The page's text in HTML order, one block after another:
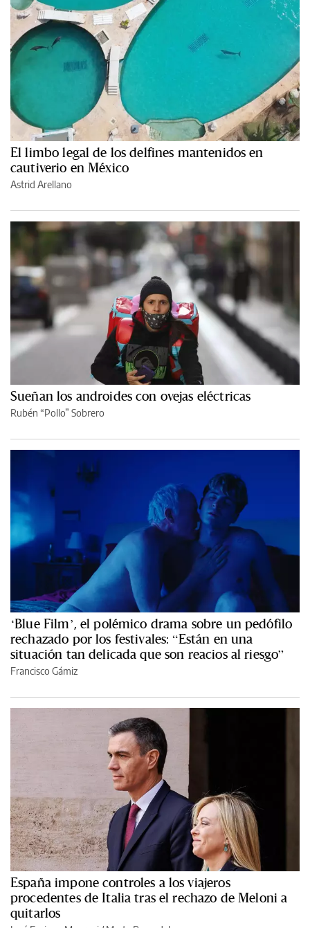
El limbo legal de los delfines mantenidos en
cautiverio en México
Astrid Arellano
Sueñan los androides con ovejas eléctricas
Rubén “Pollo” Sobrero
‘Blue Film’, el polémico drama sobre un pedófilo
rechazado por los festivales: “Están en una
situación tan delicada que son reacios al riesgo”
Francisco Gámiz
España impone controles a los viajeros
procedentes de Italia tras el rechazo de Meloni a
quitarlos